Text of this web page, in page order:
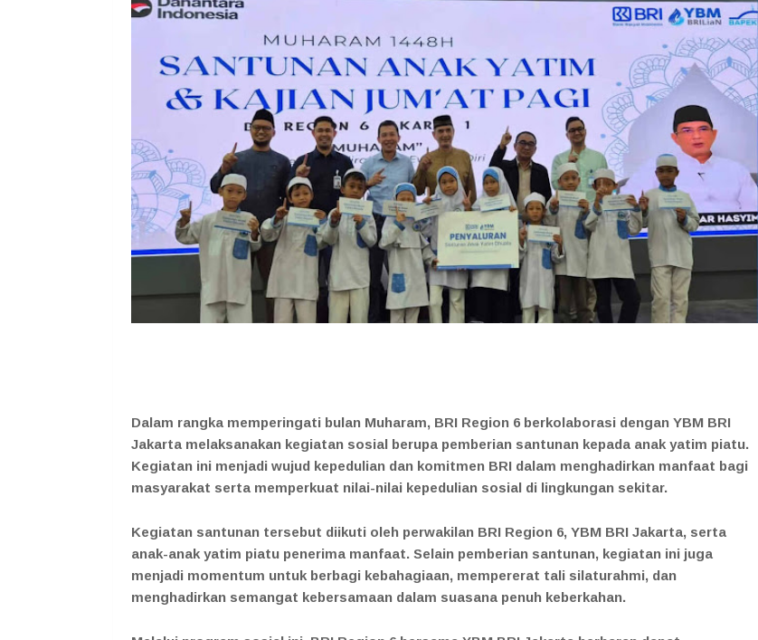
Dalam rangka memperingati bulan Muharam, BRI Region 6 berkolaborasi dengan YBM BRI
Jakarta melaksanakan kegiatan sosial berupa pemberian santunan kepada anak yatim piatu.
Kegiatan ini menjadi wujud kepedulian dan komitmen BRI dalam menghadirkan manfaat bagi
masyarakat serta memperkuat nilai-nilai kepedulian sosial di lingkungan sekitar.
Kegiatan santunan tersebut diikuti oleh perwakilan BRI Region 6, YBM BRI Jakarta, serta
anak-anak yatim piatu penerima manfaat. Selain pemberian santunan, kegiatan ini juga
menjadi momentum untuk berbagi kebahagiaan, mempererat tali silaturahmi, dan
menghadirkan semangat kebersamaan dalam suasana penuh keberkahan.